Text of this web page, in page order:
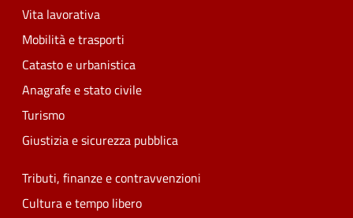
Vita lavorativa
Mobilità e trasporti
Catasto e urbanistica
Anagrafe e stato civile
Turismo
Giustizia e sicurezza pubblica
Tributi, finanze e contravvenzioni
Cultura e tempo libero